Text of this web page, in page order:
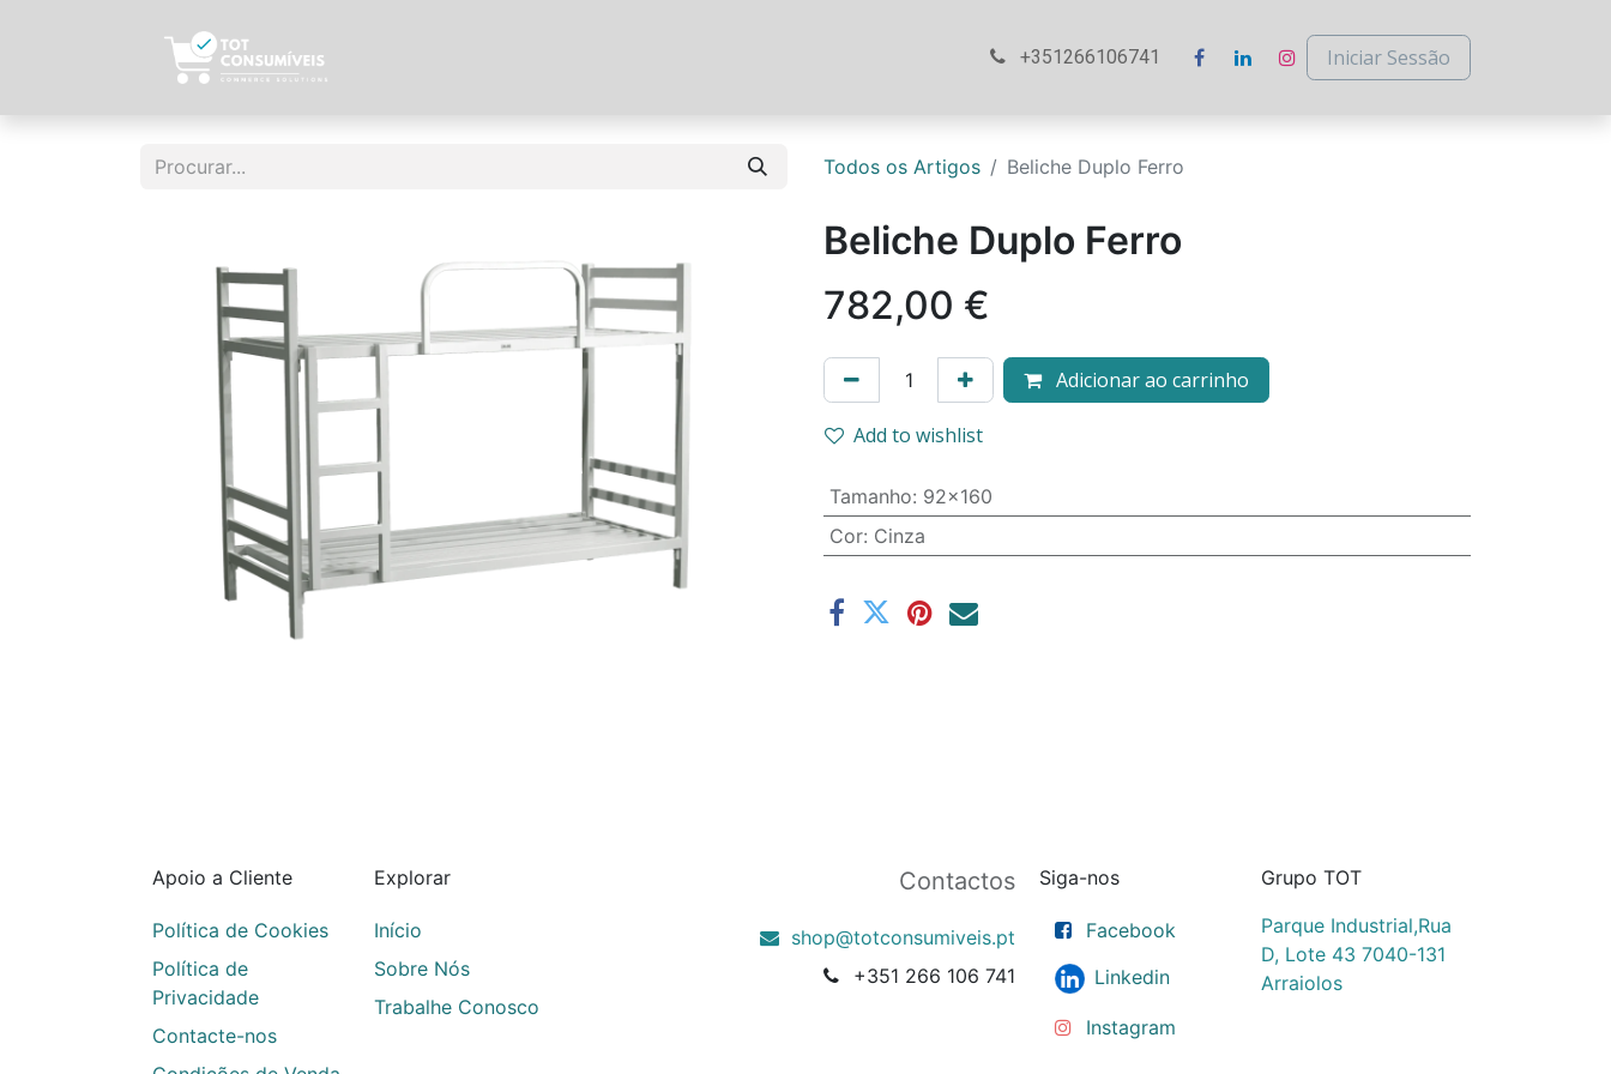
+351266106741 Iniciar Sessão
Todos os Artigos Beliche Duplo Ferro
Beliche Duplo Ferro
782,00 €
Adicionar ao carrinho
Add to wishlist
Tamanho: 92x160
Cor: Cinza
Grupo TOT
Parque Industrial,Rua
D, Lote 43 7040-131
Arraiolos
Apoio a Cliente
Política de Cookies
Política de
Privacidade
Contacte-nos
Explorar
Início
Sobre Nós
Trabalhe Conosco
Contactos
shop@totconsumiveis.pt
+351 266 106 741
Siga-nos
Facebook
Linkedin
Instagram